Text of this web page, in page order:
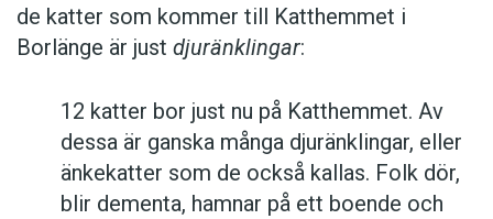
de katter som kommer till Katthemmet i
Borlänge är just djuränklingar:
12 katter bor just nu på Katthemmet. Av
dessa är ganska många djuränklingar, eller
änkekatter som de också kallas. Folk dör,
blir dementa, hamnar på ett boende och